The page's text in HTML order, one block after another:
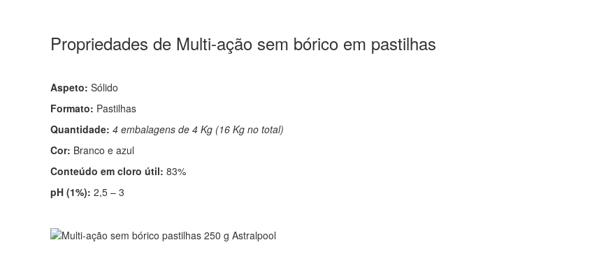
Propriedades de Multi-ação sem bórico em pastilhas
Aspeto: Sólido
Formato: Pastilhas
Quantidade: 4 embalagens de 4 Kg (16 Kg no total)
Cor: Branco e azul
Conteúdo em cloro útil: 83%
pH (1%): 2,5 – 3